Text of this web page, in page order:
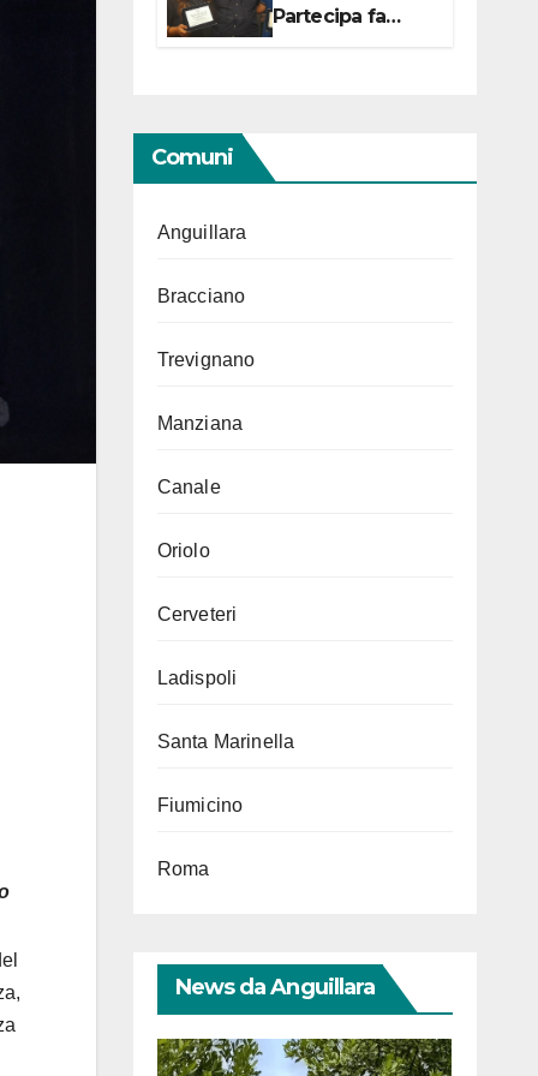
Partecipa fa
centro con due
Comuni
Anguillara
Bracciano
Trevignano
Manziana
Canale
Oriolo
Cerveteri
Ladispoli
Santa Marinella
Fiumicino
Roma
News da Anguillara